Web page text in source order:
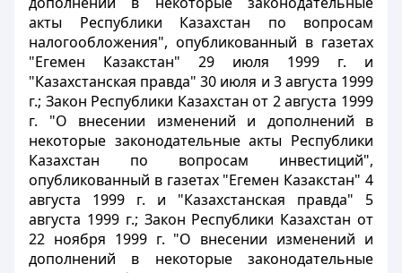
акты Республики Казахстан по вопросам
налогообложения", опубликованный в газетах
"Егемен Казакстан" 29 июля 1999 г. и
"Казахстанская правда" 30 июля и 3 августа 1999
г.; Закон Республики Казахстан от 2 августа 1999
г. "О внесении изменений и дополнений в
некоторые законодательные акты Республики
Казахстан по вопросам инвестиций",
опубликованный в газетах "Егемен Казакстан" 4
августа 1999 г. и "Казахстанская правда" 5
августа 1999 г.; Закон Республики Казахстан от
22 ноября 1999 г. "О внесении изменений и
дополнений в некоторые законодательные